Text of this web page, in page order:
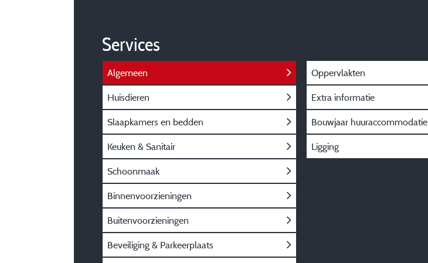
Services
Algemeen
Huisdieren
Slaapkamers en bedden
Keuken & Sanitair
Schoonmaak
Binnenvoorzieningen
Buitenvoorzieningen
Beveiliging & Parkeerplaats
Oppervlakten
Extra informatie
Bouwjaar huuraccommodatie
Ligging